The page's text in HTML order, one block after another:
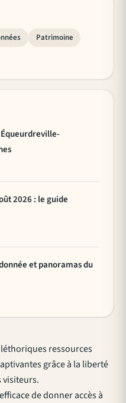
ressources
grâce à la liberté
visiteurs.
de donner accès à
Patrimoine
2026 : le guide
et panoramas du